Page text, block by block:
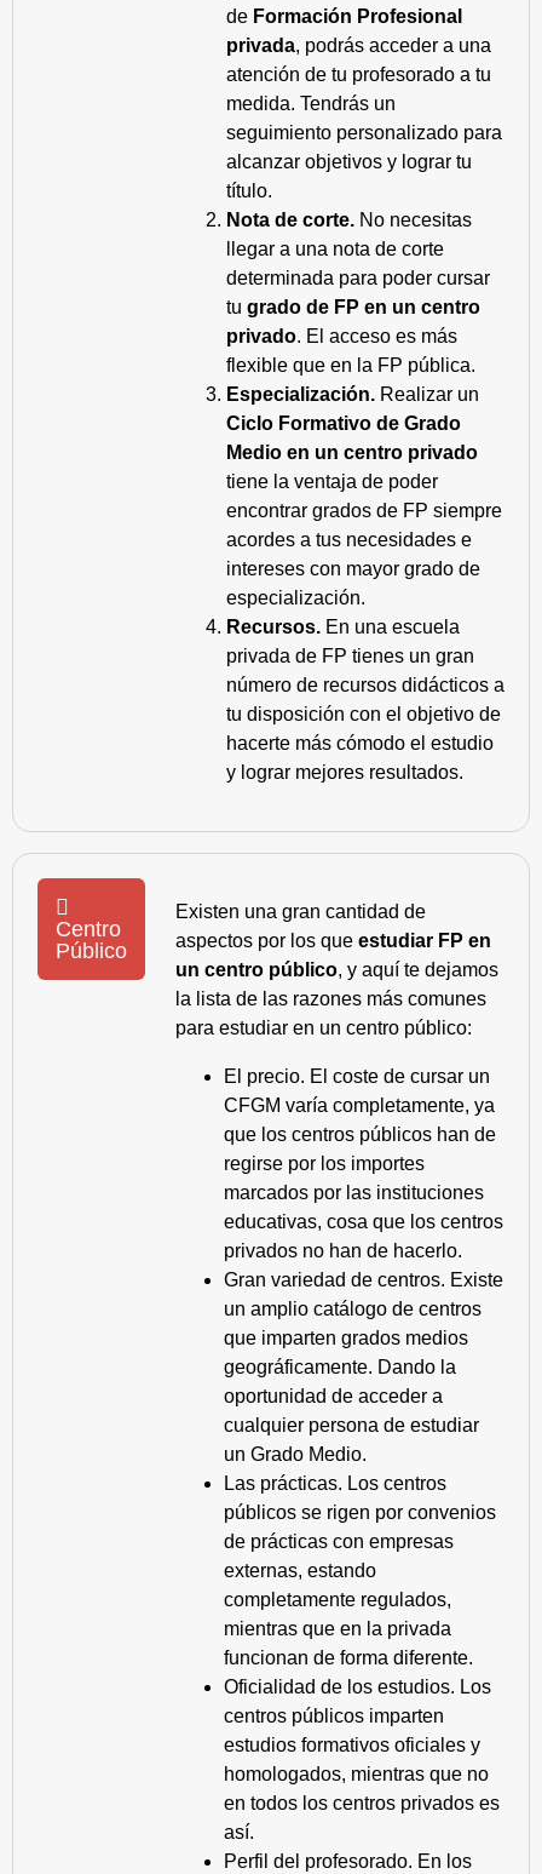
de Formación Profesional
privada, podrás acceder a una
atención de tu profesorado a tu
medida. Tendrás un
seguimiento personalizado para
alcanzar objetivos y lograr tu
título.
Nota de corte. No necesitas
llegar a una nota de corte
determinada para poder cursar
tu grado de FP en un centro
privado. El acceso es más
flexible que en la FP pública.
Especialización. Realizar un
Ciclo Formativo de Grado
Medio en un centro privado
tiene la ventaja de poder
encontrar grados de FP siempre
acordes a tus necesidades e
intereses con mayor grado de
especialización.
Recursos. En una escuela
privada de FP tienes un gran
número de recursos didácticos a
tu disposición con el objetivo de
hacerte más cómodo el estudio
y lograr mejores resultados.
Centro
Público
Existen una gran cantidad de
aspectos por los que estudiar FP en
un centro público, y aquí te dejamos
la lista de las razones más comunes
para estudiar en un centro público:
El precio. El coste de cursar un
CFGM varía completamente, ya
que los centros públicos han de
regirse por los importes
marcados por las instituciones
educativas, cosa que los centros
privados no han de hacerlo.
Gran variedad de centros. Existe
un amplio catálogo de centros
que imparten grados medios
geográficamente. Dando la
oportunidad de acceder a
cualquier persona de estudiar
un Grado Medio.
Las prácticas. Los centros
públicos se rigen por convenios
de prácticas con empresas
externas, estando
completamente regulados,
mientras que en la privada
funcionan de forma diferente.
Oficialidad de los estudios. Los
centros públicos imparten
estudios formativos oficiales y
homologados, mientras que no
en todos los centros privados es
así.
Perfil del profesorado. En los